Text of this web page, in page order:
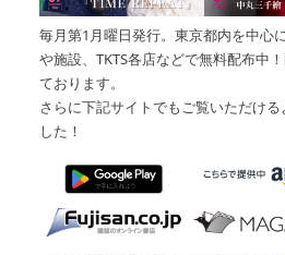
毎月第1月曜日発行。東京都内を中心
や施設、TKTS各店などで無料配布中
ております。
さらに下記サイトでもご覧いただける
した！